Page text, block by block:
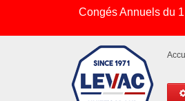
Congés Annuels du